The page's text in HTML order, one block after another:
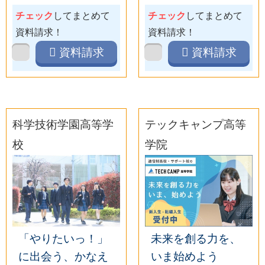
チェック してまとめて
資料請求！
資料請求
チェック してまとめて
資料請求！
資料請求
科学技術学園高等学
校
「やりたいっ！」
に出会う、かなえ
テックキャンプ高等
学院
未来を創る力を、
いま始めよう